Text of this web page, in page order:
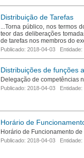
Distribuição de Tarefas
...Torna público, nos termos
teor das deliberações
de tarefas nos membros do
Publicado: 2018-04-03
Distribuições de funções
Delegação de competências
Publicado: 2018-04-03
Horário de
Horário de Funcionamento
Publicado: 2018-04-03